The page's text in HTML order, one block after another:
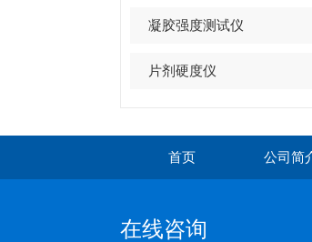
凝胶强度测试仪
片剂硬度仪
首页 公司简
在线咨询